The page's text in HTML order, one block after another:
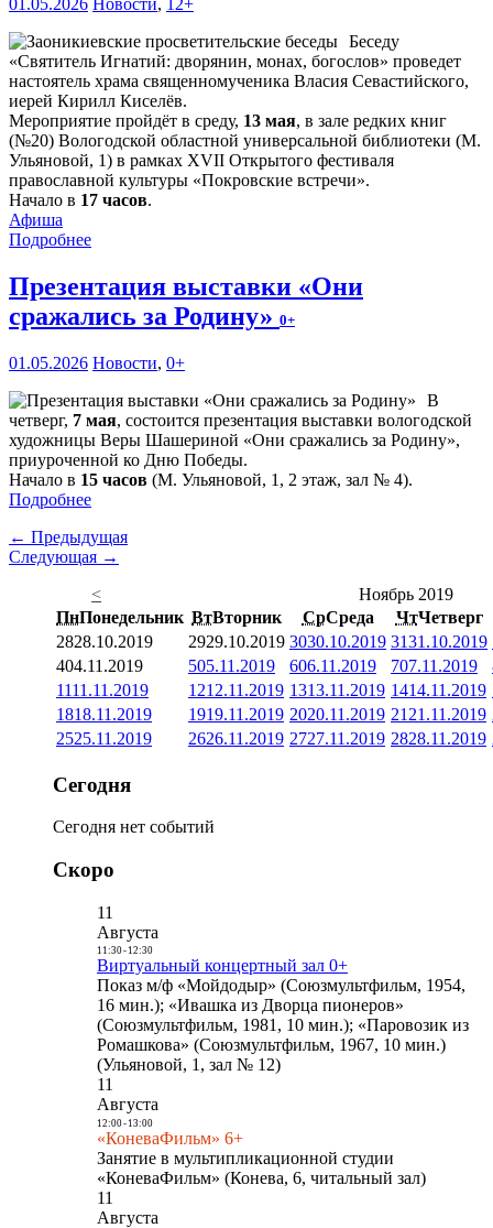
01.05.2026 Новости,
12+
Беседу
«Святитель Игнатий: дворянин, монах, богослов» проведет
настоятель храма священномученика Власия Севастийского,
иерей Кирилл Киселёв.
Мероприятие пройдёт в среду, 13 мая, в зале редких книг
(№20) Вологодской областной универсальной библиотеки (М.
Ульяновой, 1) в рамках XVII Открытого фестиваля
православной культуры «Покровские встречи».
Начало в 17 часов.
Афиша
Подробнее
Презентация выставки «Они
сражались за Родину» 0+
01.05.2026 Новости, 0+
В
четверг, 7 мая, состоится презентация выставки вологодской
художницы Веры Шашериной «Они сражались за Родину»,
приуроченной ко Дню Победы.
Начало в 15 часов (М. Ульяновой, 1, 2 этаж, зал № 4).
Подробнее
← Предыдущая
Следующая →
<
Ноябрь 2019
ПнПонедельник ВтВторник СрСреда ЧтЧетверг
2828.10.2019 2929.10.2019 3030.10.2019 3131.10.2019
404.11.2019 505.11.2019 606.11.2019 707.11.2019
1111.11.2019 1212.11.2019 1313.11.2019 1414.11.2019
1818.11.2019 1919.11.2019 2020.11.2019 21 21.11.2019
2525.11.2019 2626.11.2019 2727.11.2019 2828.11.2019
Сегодня
Сегодня нет событий
Скоро
11
Августа
11:30- 12:30
Виртуальный концертный зал 0+
Показ м/ф «Мойдодыр» (Союзмультфильм, 1954,
16 мин.); «Ивашка из Дворца пионеров»
(Союзмультфильм, 1981, 10 мин.); «Паровозик из
Ромашкова» (Союзмультфильм, 1967, 10 мин.)
(Ульяновой, 1, зал № 12)
11
Августа
12:00- 13:00
«КоневаФильм» 6+
Занятие в мультипликационной студии
«КоневаФильм» (Конева, 6, читальный зал)
11
Августа